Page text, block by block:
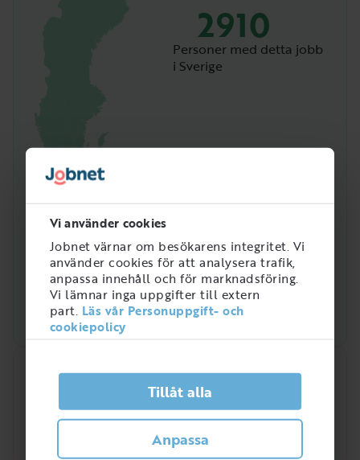
Vi använder cookies
Jobnet värnar om besökarens integritet. Vi
använder cookies för att analysera trafik,
anpassa innehåll och för marknadsföring.
Vi lämnar inga uppgifter till extern
part. Läs vår Personuppgift- och
cookiepolicy
Tillåt alla
Anpassa
2910
Personer med detta jobb
i Sverige
Snabbanalys
Efterfrågan på arbetsmarknaden just nu
/5